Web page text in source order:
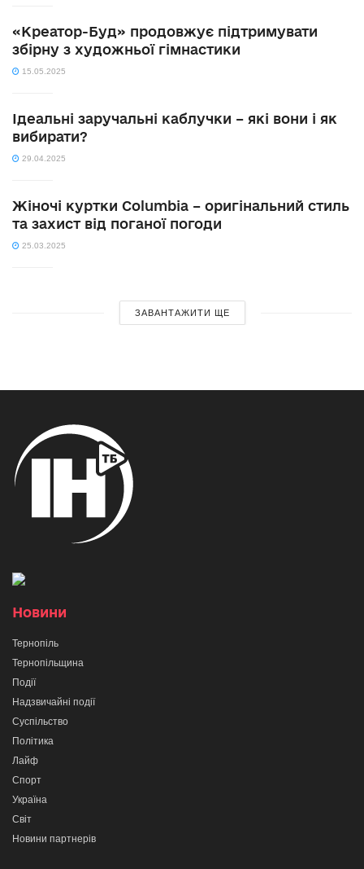
«Креатор-Буд» продовжує підтримувати
збірну з художньої гімнастики
15.05.2025
Ідеальні заручальні каблучки – які вони і як
вибирати?
29.04.2025
Жіночі куртки Columbia – оригінальний стиль
та захист від поганої погоди
25.03.2025
ЗАВАНТАЖИТИ ЩЕ
Новини
Тернопіль
Тернопільщина
Події
Надзвичайні події
Суспільство
Політика
Лайф
Спорт
Україна
Світ
Новини партнерів